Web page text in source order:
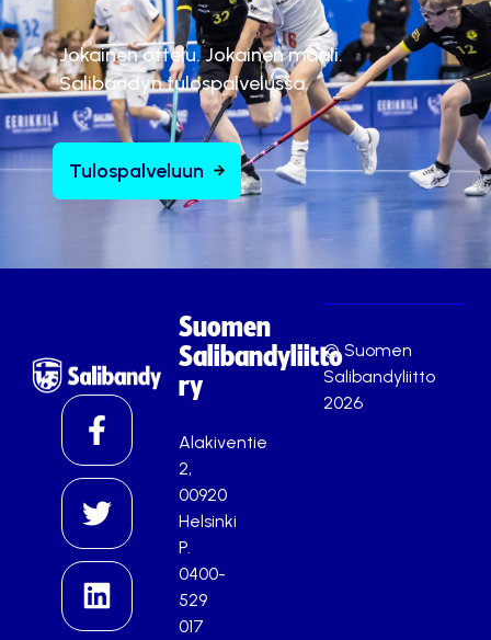
Jokainen ottelu. Jokainen maali.
Salibandyn tulospalvelussa.
Tulospalveluun
Suomen
Salibandyliitto
ry
Alakiventie
2,
00920
Helsinki
P.
0400-
529
017
© Suomen
Salibandyliitto
2026